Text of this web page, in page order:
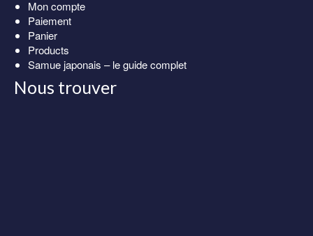
Mon compte
Paiement
Panier
Products
Samue japonais – le guide complet
Nous trouver